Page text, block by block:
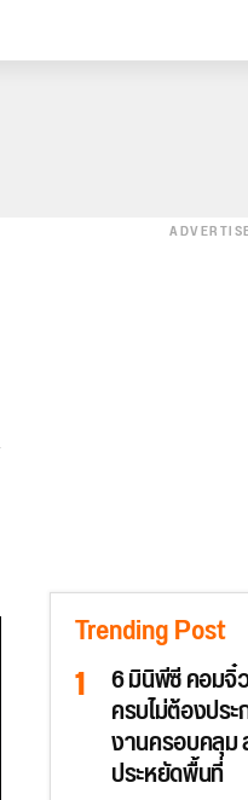
Trending Post
6 มินิพีซี คอมจิ๋
ครบไม่ต้องปร
งานครอบคลุม
ประหยัดพื้นที่